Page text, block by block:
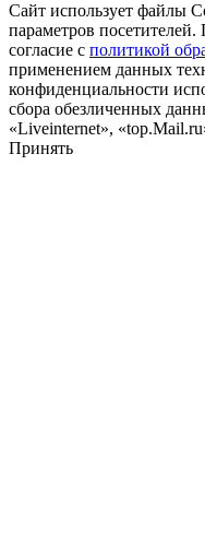
Сайт использует файлы
параметров
согласие с политикой
применением данных
конфиденциальности
сбора обезличенных
«Liveinternet»,
Принять